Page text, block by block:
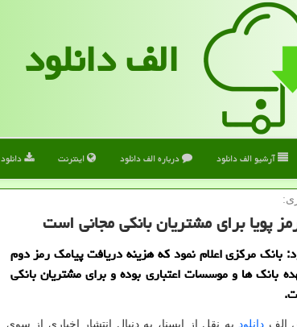
الف دانلود
آرشیو الف دانلود درباره الف دانلود اینترنت دانلود
پویا برای مشتریان بانكی مجانی است
بانك مركزی اعلام نمود كه هزینه دریافت پیامك رمز دوم
بانك ها و موسسات اعتباری بوده و برای مشتریان بانكی
الف دانلودبه نقل از ایسنا، به دنبال انتشار اخباری از سوی